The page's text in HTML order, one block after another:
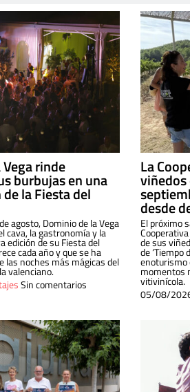
rinde
burbujas en una
la Fiesta del
agosto, Dominio de la Vega
cava, la gastronomía y la
edición de su Fiesta del
cada año y que se ha
las noches más mágicas del
valenciano.
Sin comentarios
La
desde
El próximo
de sus
de ‘Tiempo
enoturismo
momentos
vitivinícola.
05/08/